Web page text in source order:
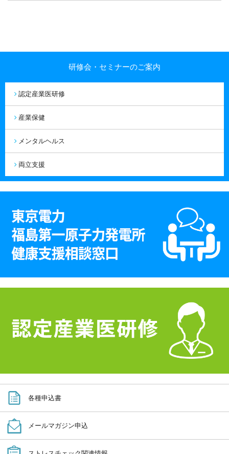
研修会・セミナーのご案内
認定産業医研修
産業保健
メンタルヘルス
両立支援
各種申込書
メールマガジン申込